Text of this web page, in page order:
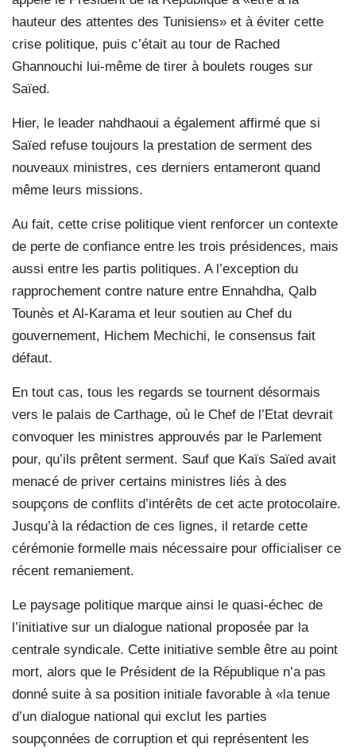
hauteur des attentes des Tunisiens» et à éviter cette
crise politique, puis c’était au tour de Rached
Ghannouchi lui-même de tirer à boulets rouges sur
Saïed.
Hier, le leader nahdhaoui a également affirmé que si
Saïed refuse toujours la prestation de serment des
nouveaux ministres, ces derniers entameront quand
même leurs missions.
Au fait, cette crise politique vient renforcer un contexte
de perte de confiance entre les trois présidences, mais
aussi entre les partis politiques. A l’exception du
rapprochement contre nature entre Ennahdha, Qalb
Tounès et Al-Karama et leur soutien au Chef du
gouvernement, Hichem Mechichi, le consensus fait
défaut.
En tout cas, tous les regards se tournent désormais
vers le palais de Carthage, où le Chef de l’Etat devrait
convoquer les ministres approuvés par le Parlement
pour, qu’ils prêtent serment. Sauf que Kaïs Saïed avait
menacé de priver certains ministres liés à des
soupçons de conflits d’intérêts de cet acte protocolaire.
Jusqu’à la rédaction de ces lignes, il retarde cette
cérémonie formelle mais nécessaire pour officialiser ce
récent remaniement.
Le paysage politique marque ainsi le quasi-échec de
l’initiative sur un dialogue national proposée par la
centrale syndicale. Cette initiative semble être au point
mort, alors que le Président de la République n’a pas
donné suite à sa position initiale favorable à «la tenue
d’un dialogue national qui exclut les parties
soupçonnées de corruption et qui représentent les